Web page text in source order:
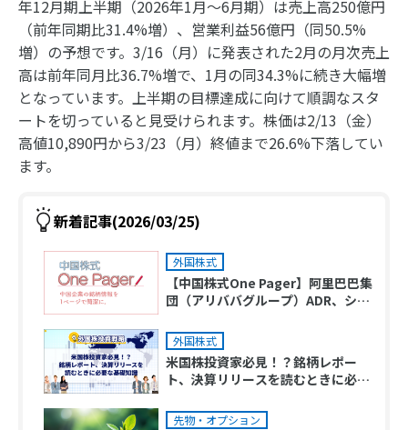
年12月期上半期（2026年1月～6月期）は売上高250億円
（前年同期比31.4%増）、営業利益56億円（同50.5%
増）の予想です。3/16（月）に発表された2月の月次売上
高は前年同月比36.7%増で、1月の同34.3%に続き大幅増
となっています。上半期の目標達成に向けて順調なスタ
ートを切っていると見受けられます。株価は2/13（金）
高値10,890円から3/23（月）終値まで26.6%下落してい
ます。
新着記事(2026/03/25)
外国株式
【中国株式One Pager】阿里巴巴集
団（アリババグループ）ADR、シャ
外国株式
米国株投資家必見！？銘柄レポー
ト、決算リリースを読むときに必要
先物・オプション